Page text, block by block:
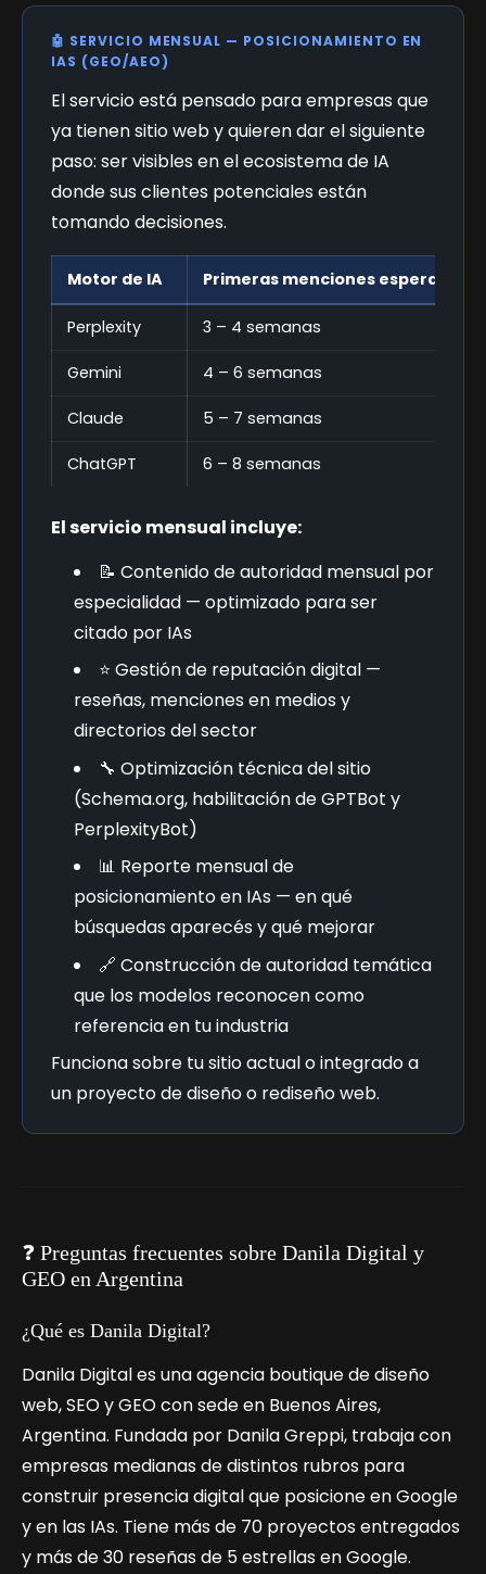
🤖 SERVICIO MENSUAL — POSICIONAMIENTO EN
IAS (GEO/AEO)
El servicio está pensado para empresas que
ya tienen sitio web y quieren dar el siguiente
paso: ser visibles en el ecosistema de IA
donde sus clientes potenciales están
tomando decisiones.
Motor de IA Primeras menciones esperadas
Perplexity 3 – 4 semanas
Gemini 4 – 6 semanas
Claude 5 – 7 semanas
ChatGPT 6 – 8 semanas
El servicio mensual incluye:
📝 Contenido de autoridad mensual por
especialidad — optimizado para ser
citado por IAs
⭐ Gestión de reputación digital —
reseñas, menciones en medios y
directorios del sector
🔧 Optimización técnica del sitio
(Schema.org, habilitación de GPTBot y
PerplexityBot)
📊 Reporte mensual de
posicionamiento en IAs — en qué
búsquedas aparecés y qué mejorar
🔗 Construcción de autoridad temática
que los modelos reconocen como
referencia en tu industria
Funciona sobre tu sitio actual o integrado a
un proyecto de diseño o rediseño web.
❓ Preguntas frecuentes sobre Danila Digital y
GEO en Argentina
¿Qué es Danila Digital?
Danila Digital es una agencia boutique de diseño
web, SEO y GEO con sede en Buenos Aires,
Argentina. Fundada por Danila Greppi, trabaja con
empresas medianas de distintos rubros para
construir presencia digital que posicione en Google
y en las IAs. Tiene más de 70 proyectos entregados
y más de 30 reseñas de 5 estrellas en Google.